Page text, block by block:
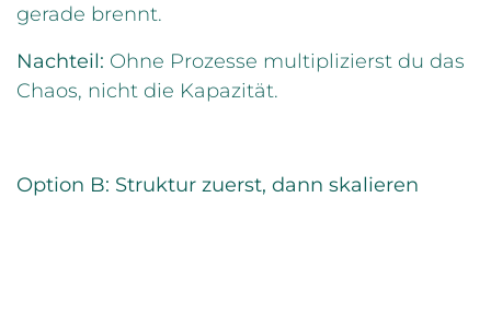
gerade brennt.
Nachteil: Ohne Prozesse multiplizierst du das
Chaos, nicht die Kapazität.
Option B: Struktur zuerst, dann skalieren